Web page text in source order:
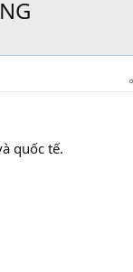
quốc tế.